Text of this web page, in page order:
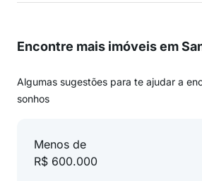
Encontre mais imóveis em
Algumas sugestões para te ajudar a
sonhos
Menos de
R$ 600.000